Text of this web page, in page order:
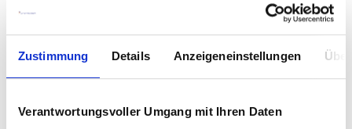
Zustimmung Details Anzeigeneinstellungen
Verantwortungsvoller Umgang mit Ihren Daten